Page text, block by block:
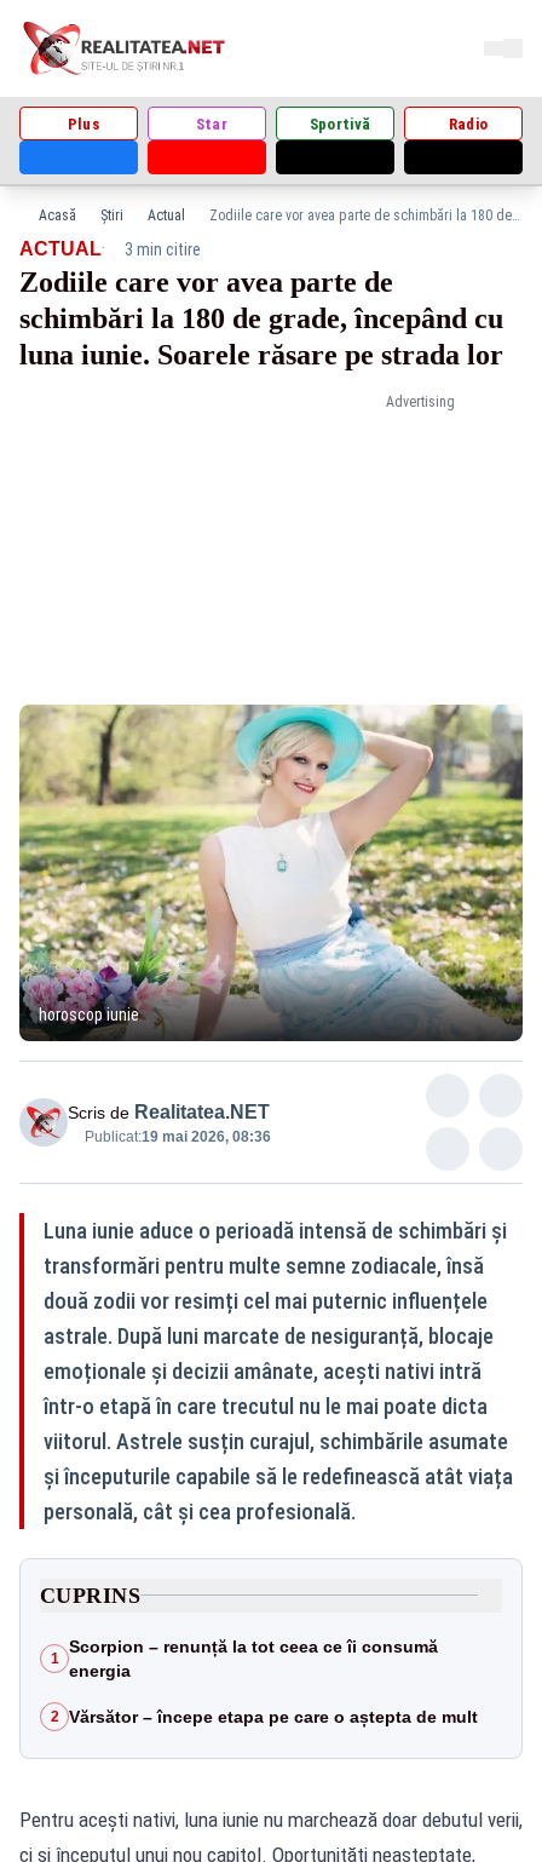
Plus Star Sportivă Radio
Acasă Știri Actual Zodiile care vor avea parte de schimbări la 180 de grade, începând cu luna iunie. Soarele răsare pe strada lor
Advertising
ACTUAL· 3 min citire
Zodiile care vor avea parte de
schimbări la 180 de grade, începând cu
luna iunie. Soarele răsare pe strada lor
horoscop iunie
Scris de Realitatea.NET
Publicat:19 mai 2026, 08:36
Luna iunie aduce o perioadă intensă de schimbări și
transformări pentru multe semne zodiacale, însă
două zodii vor resimți cel mai puternic influențele
astrale. După luni marcate de nesiguranță, blocaje
emoționale și decizii amânate, acești nativi intră
într-o etapă în care trecutul nu le mai poate dicta
viitorul. Astrele susțin curajul, schimbările asumate
și începuturile capabile să le redefinească atât viața
personală, cât și cea profesională.
CUPRINS
1
Scorpion – renunță la tot ceea ce îi consumă
energia
2 Vărsător – începe etapa pe care o aștepta de mult
Pentru acești nativi, luna iunie nu marchează doar debutul verii,
ci și începutul unui nou capitol. Oportunități neașteptate,